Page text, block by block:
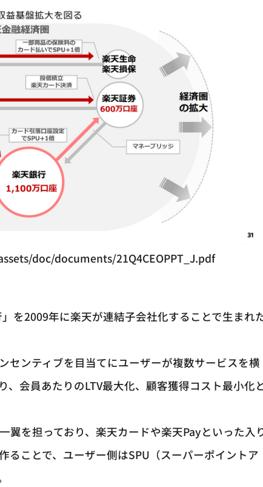
doc/documents/21Q4CEOPPT_J.pdf
を2009年に楽天が連結子会社化することで生まれ
センティブを目当てにユーザーが複数サービスを横
会員あたりのLTV最大化、顧客獲得コスト最小化
を担っており、楽天カードや楽天Payといった入
ることで、ユーザー側はSPU（スーパーポイントア